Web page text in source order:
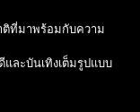
ติที่มาพร้อมกับความ
ะบันเทิงเต็มรูปแบบ